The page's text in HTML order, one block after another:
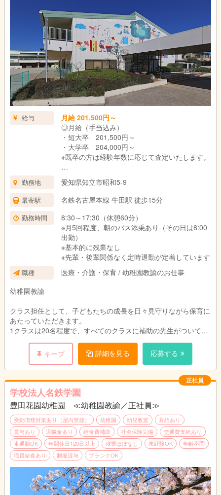
給与
月給 201,500円～
◎月給（手当込み）
・短大卒 201,500円～
・大学卒 204,000円～
※既卒の方は経験年数に応じて査定いたします。
≪内訳≫
・基本給
短大卒 191,500円
大学卒 194,000円
・職務手当 10,000円
◎各種手当・賞与など
・時間外手当（固定残業代なし）
・通勤手当：実費支給（上限50,000円）
・業績連動一時金
勤務地 愛知県知立市昭和5-9
最寄駅 名鉄名古屋本線 牛田駅 徒歩15分
勤務時間
8:30～17:30（休憩60分）
※月5回程度、朝のバス添乗あり（その日は8:00
出勤）
※基本的に残業なし
※先輩・後輩関係なく定時退勤が定着しています
職種
医療・介護・保育 / 幼稚園教諭のお仕事
幼稚園教諭
クラス担任として、子どもたちの成長を日々見守りながら保育に
あたっていただきます。
1クラスは20名程度で、すべてのクラスに補助の先生がついてい
るため、未経験の方やブランクのある方でも安心して業務に取り
組める環境です。
また、園では支援アプリやタブレットを活用し、書類作成や保護
者との連絡など、教員業務の効率化を進めています。
キープ 詳細を見る 応募する
正社員
学校法人名鉄学園
豊田花園幼稚園 ≪幼稚園教諭／正社員≫
受動喫煙対策あり（屋内禁煙） 幼稚園 幼児教室
昇給あり
賞与あり
退職金あり 給食費補助 社会保険完備
交通費支給あり
車通勤OK
年間休日120日以上 残業ほぼなし 未経験OK
年齢不問
職員給食あり
制服貸与 ブランクOK